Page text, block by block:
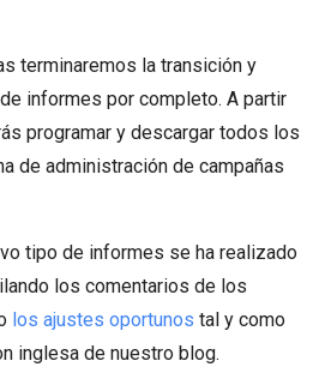
terminaremos la transición y
informes por completo. A partir
programar y descargar todos los
de administración de campañas
tipo de informes se ha realizado
los comentarios de los
los ajustes oportunos tal y como
inglesa de nuestro blog.